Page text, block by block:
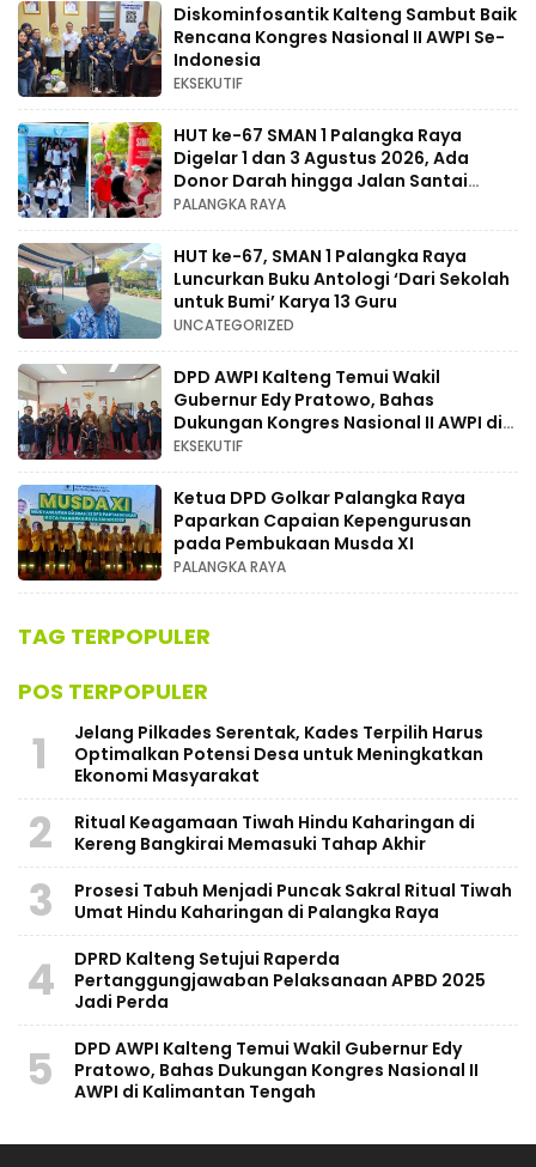
Diskominfosantik Kalteng Sambut Baik
Rencana Kongres Nasional II AWPI Se-
Indonesia
EKSEKUTIF
HUT ke-67 SMAN 1 Palangka Raya
Digelar 1 dan 3 Agustus 2026, Ada
Donor Darah hingga Jalan Santai
Berhadiah Doorprize
PALANGKA RAYA
HUT ke-67, SMAN 1 Palangka Raya
Luncurkan Buku Antologi ‘Dari Sekolah
untuk Bumi’ Karya 13 Guru
UNCATEGORIZED
DPD AWPI Kalteng Temui Wakil
Gubernur Edy Pratowo, Bahas
Dukungan Kongres Nasional II AWPI di
Kalimantan Tengah
EKSEKUTIF
Ketua DPD Golkar Palangka Raya
Paparkan Capaian Kepengurusan
pada Pembukaan Musda XI
PALANGKA RAYA
TAG TERPOPULER
POS TERPOPULER
1
Jelang Pilkades Serentak, Kades Terpilih Harus
Optimalkan Potensi Desa untuk Meningkatkan
Ekonomi Masyarakat
2
Ritual Keagamaan Tiwah Hindu Kaharingan di
Kereng Bangkirai Memasuki Tahap Akhir
3
Prosesi Tabuh Menjadi Puncak Sakral Ritual Tiwah
Umat Hindu Kaharingan di Palangka Raya
4
​DPRD Kalteng Setujui Raperda
Pertanggungjawaban Pelaksanaan APBD 2025
Jadi Perda
5
DPD AWPI Kalteng Temui Wakil Gubernur Edy
Pratowo, Bahas Dukungan Kongres Nasional II
AWPI di Kalimantan Tengah